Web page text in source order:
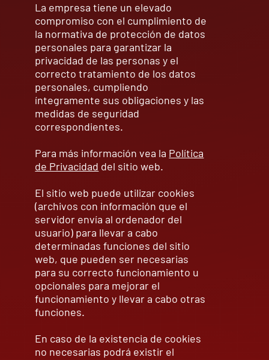
La empresa tiene un elevado
compromiso con el cumplimiento de
la normativa de protección de datos
personales para garantizar la
privacidad de las personas y el
correcto tratamiento de los datos
personales, cumpliendo
íntegramente sus obligaciones y las
medidas de seguridad
correspondientes.
Para más información vea la Política
de Privacidad del sitio web.
El sitio web puede utilizar cookies
(archivos con información que el
servidor envía al ordenador del
usuario) para llevar a cabo
determinadas funciones del sitio
web, que pueden ser necesarias
para su correcto funcionamiento u
opcionales para mejorar el
funcionamiento y llevar a cabo otras
funciones.
En caso de la existencia de cookies
no necesarias podrá existir el